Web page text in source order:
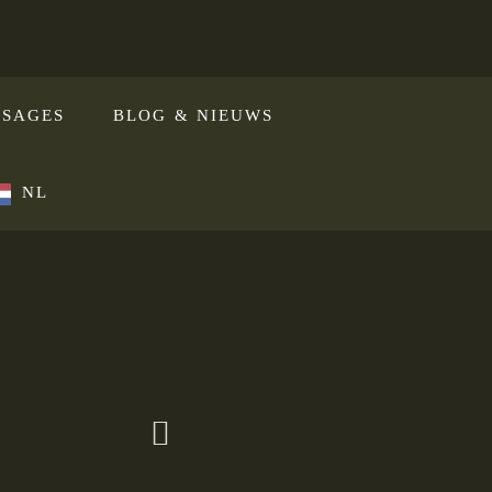
BLOG & NIEUWS
NL